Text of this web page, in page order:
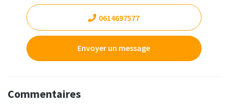
0614697577
Envoyer un message
Commentaires